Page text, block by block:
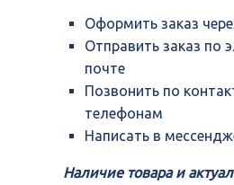
Оформить заказ
Отправить заказ по
почте
Позвонить по
телефонам
Написать в
Наличие товара и